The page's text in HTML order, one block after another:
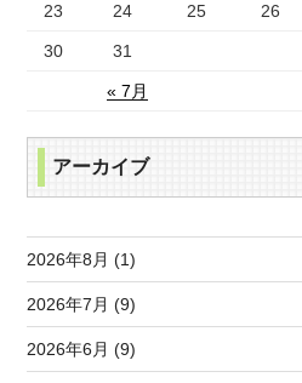
« 7月
23 24 25 26
30 31
アーカイブ
2026年8月 (1)
2026年7月 (9)
2026年6月 (9)